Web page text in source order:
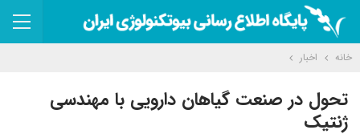
خانه اخبار
تحول در صنعت گیاهان دارویی با مهندسی
ژنتیک